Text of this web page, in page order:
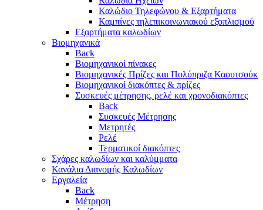
Καλώδιο Τηλεφώνου & Εξαρτήματα
Καμπίνες τηλεπικοινωνιακού εξοπλισμού
Eξαρτήματα καλωδίων
Βιομηχανικά
Back
Βιομηχανικοί πίνακες
Βιομηχανικές Πρίζες και Πολύπριζα Καουτσούκ
Βιομηχανικοί διακόπτες & πρίζες
Συσκευές μέτρησης, ρελέ και χρονοδιακόπτες
Back
Συσκευές Μέτρησης
Μετρητές
Ρελέ
Τερματικοί διακόπτες
Σχάρες καλωδίων και καλύμματα
Κανάλια Διανομής Καλωδίων
Εργαλεία
Back
Μέτρηση